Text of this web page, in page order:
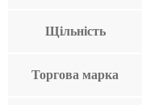
Щільність
Торгова марка